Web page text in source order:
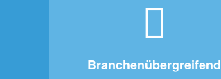
Branchenübergreifend